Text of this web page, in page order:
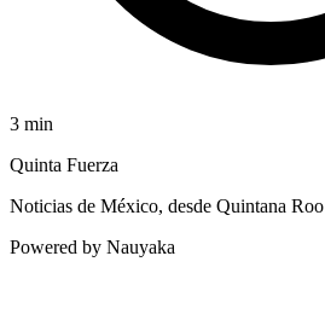
3 min
Quinta Fuerza
Noticias de México, desde Quintana Roo
Powered by Nauyaka